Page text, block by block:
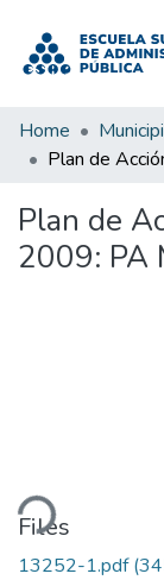
Home
Plan de
2009: PA
Files
13252-1.pdf